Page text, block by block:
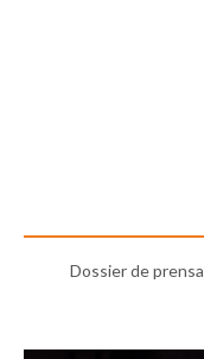
Dossier de prensa